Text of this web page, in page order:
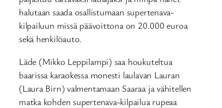
halutaan saada osallistumaan supertenava-
kilpailuun missä päävoittona on 20.000 euroa
sekä henkilöauto.
Läde (Mikko Leppilampi) saa houkuteltua
baarissa karaokessa monesti laulavan Lauran
(Laura Birn) valmentamaan Saaraa ja vähitellen
matka kohden supertenava-kilpailua rupeaa